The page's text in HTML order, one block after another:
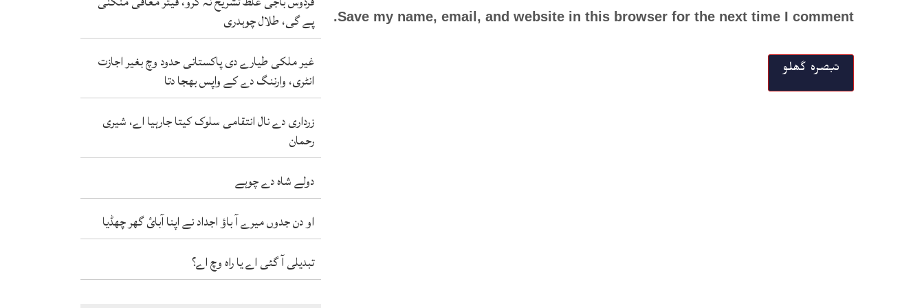
پے گی، طلال چوہدری
غیر ملکی طیارے دی پاکستانی حدود وچ بغیر اجازت
انٹری، وارننگ دے کے واپس بھجا دتا
زرداری دے نال انتقامی سلوک کیتا جارہیا اے، شیری
رحمان
دولے شاہ دے چوہے
او دن جدوں میرے آ باؤ اجداد نے اپنا آبائ گھر چھڈیا
تبدیلی آ گئی اے یا راہ وچ اے؟
Save my name, email, and website in this browser for the next time I comment.